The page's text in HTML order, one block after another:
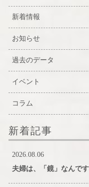
新着情報
お知らせ
過去のデータ
イベント
コラム
新着記事
2026.08.06
夫婦は、「鏡」なんです